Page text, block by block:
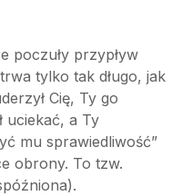
poczuły przypływ
tylko tak długo, jak
Cię, Ty go
uciekać, a Ty
mu sprawiedliwość”
obrony. To tzw.